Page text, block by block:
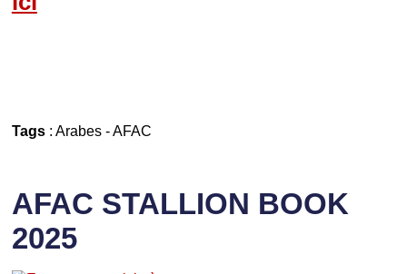
Tags: Arabes-AFAC
AFAC STALLION BOOK
2025